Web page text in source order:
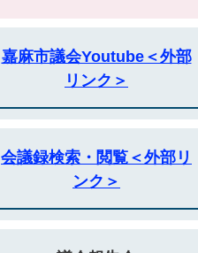
嘉麻市議会Youtube＜外部
リンク＞
会議録検索・閲覧＜外部リ
ンク＞